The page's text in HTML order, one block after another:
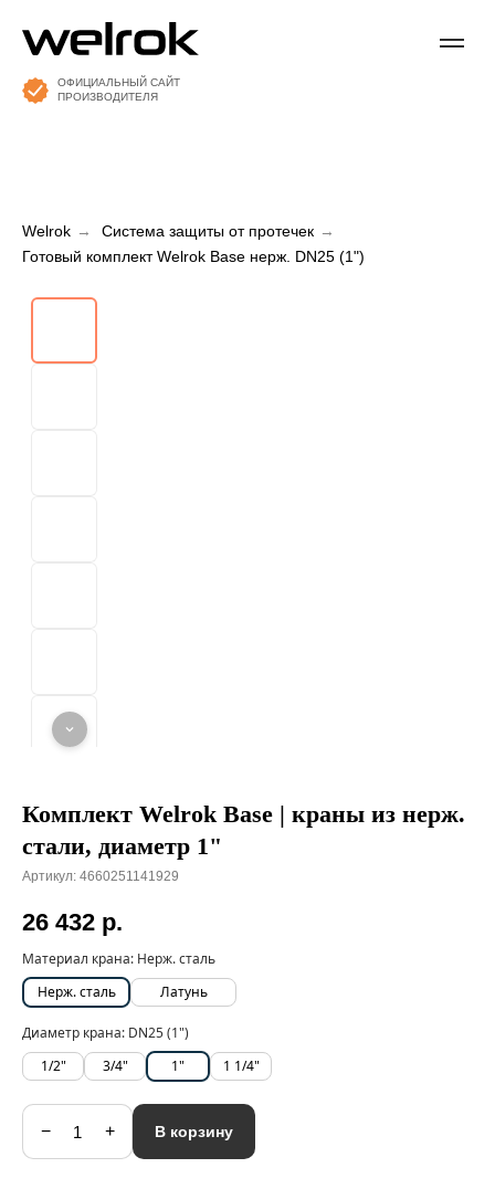
ОФИЦИАЛЬНЫЙ САЙТ
ПРОИЗВОДИТЕЛЯ
Welrok → Система защиты от протечек →
Готовый комплект Welrok Base нерж. DN25 (1")
Комплект Welrok Base | краны из нерж.
стали, диаметр 1"
Артикул: 4660251141929
26 432 р.
Материал крана: Нерж. сталь
Нерж. сталь
Латунь
Диаметр крана: DN25 (1")
1/2"
3/4" 1" 1 1/4"
− + В корзину